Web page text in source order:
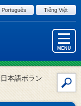
Português
Tiếng Việt
MENU
イ
本語ボラン